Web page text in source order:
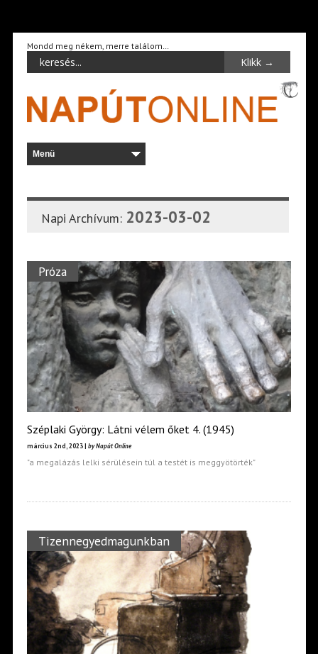
Mondd meg nékem, merre találom…
Napi Archívum: 2023-03-02
Próza
Széplaki György: Látni vélem őket 4. (1945)
március 2nd, 2023 | by Napút Online
"a megalázás lelki sérülésein túl a testét is meggyötörték"
Tizennegyedmagunkban